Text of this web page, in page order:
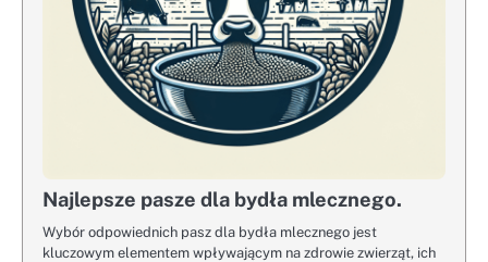
Najlepsze pasze dla bydła mlecznego.
Wybór odpowiednich pasz dla bydła mlecznego jest
kluczowym elementem wpływającym na zdrowie zwierząt, ich